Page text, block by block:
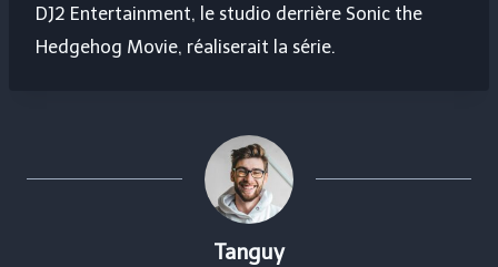
DJ2 Entertainment, le studio derrière Sonic the
Hedgehog Movie, réaliserait la série.
Tanguy